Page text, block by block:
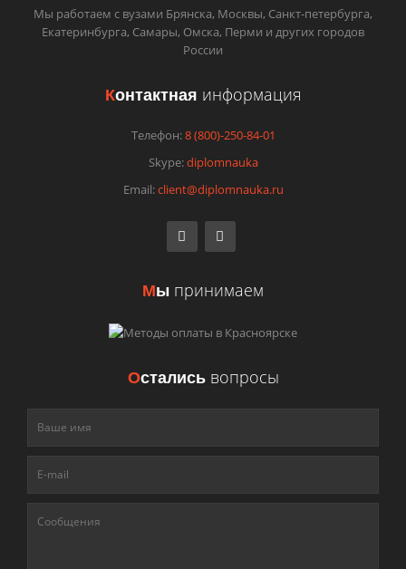
Мы работаем с вузами Брянска, Москвы, Санкт-петербурга,
Екатеринбурга, Самары, Омска, Перми и других городов
России
Контактная информация
Телефон:8 (800)-250-84-01
Skype:diplomnauka
Email:client@diplomnauka.ru
Мы принимаем
Остались вопросы